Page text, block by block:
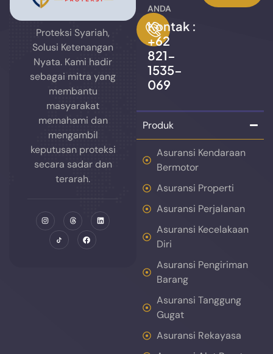
Proteksi Syariah,
Solusi Ketenangan
Nyata. Kami hadir
sebagai mitra yang
membantu
masyarakat
memahami dan
mengambil
keputusan proteksi
secara sadar dan
terarah.
ANDA
Kontak :
+62
821-
1535-
069
Produk
Asuransi Kendaraan
Bermotor
Asuransi Properti
Asuransi Perjalanan
Asuransi Kecelakaan
Diri
Asuransi Pengiriman
Barang
Asuransi Tanggung
Gugat
Asuransi Rekayasa